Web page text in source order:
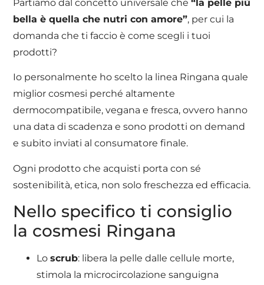
Partiamo dal concetto universale che“la pelle più
bella è quella che nutri con amore”, per cui la
domanda che ti faccio è come scegli i tuoi
prodotti?
Io personalmente ho scelto la linea Ringana quale
miglior cosmesi perché altamente
dermocompatibile, vegana e fresca, ovvero hanno
una data di scadenza e sono prodotti on demand
e subito inviati al consumatore finale.
Ogni prodotto che acquisti porta con sé
sostenibilità, etica, non solo freschezza ed efficacia.
Nello specifico ti consiglio
la cosmesi Ringana
Loscrub: libera la pelle dalle cellule morte,
stimola la microcircolazione sanguigna